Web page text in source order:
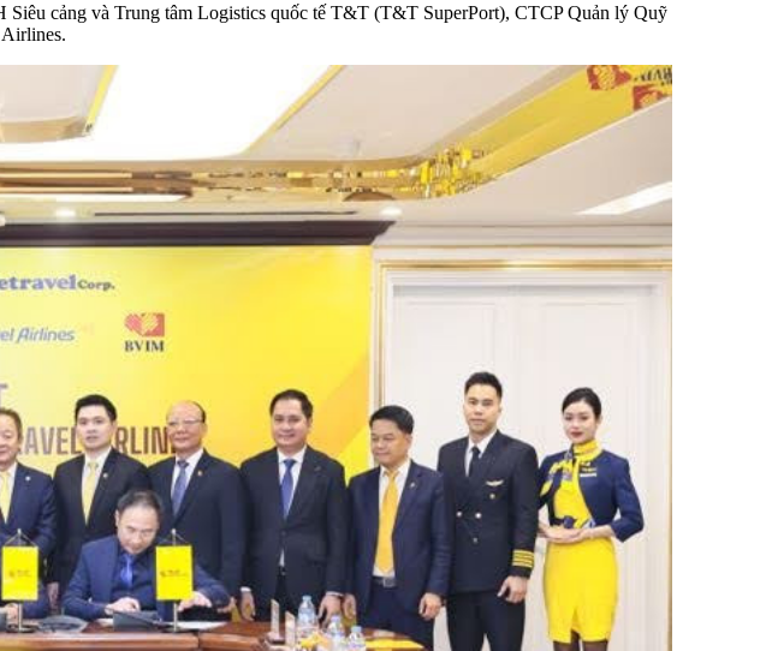
cảng và Trung tâm Logistics quốc tế T&T (T&T SuperPort), CTCP Quản lý Quỹ